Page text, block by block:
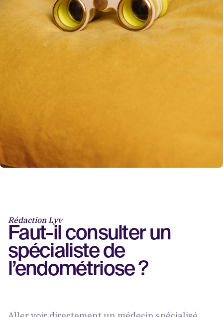
Rédaction Lyv
Faut-il consulter un
spécialiste de
l’endométriose ?